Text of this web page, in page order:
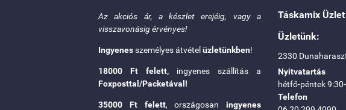
Az akciós ár, a készlet erejéig, vagy a
visszavonásig érvényes!
Ingyenesszemélyes átvétel üzletünkben!
18000 Ft felett, ingyenes szállítás a
Foxposttal/Packetával!
35000 Ft felett, országosan ingyenes
Táskamix
Üzletünk:
2330
Nyitvatartás
hétfő-péntek
Telefon